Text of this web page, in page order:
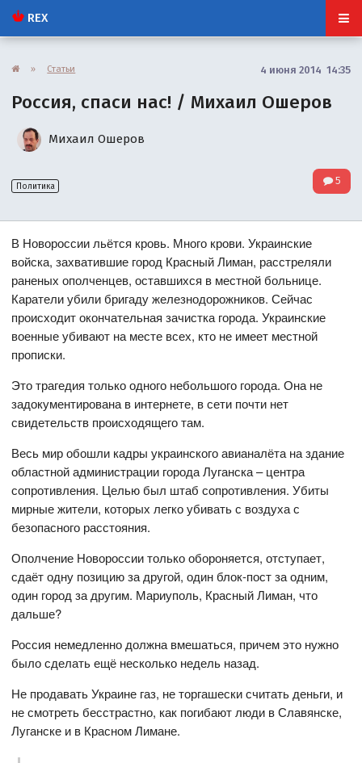
REX
» Статьи 4 июня 2014 14:35
Россия, спаси нас! / Михаил Ошеров
Михаил Ошеров
Политика 5
В Новороссии льётся кровь. Много крови. Украинские
войска, захватившие город Красный Лиман, расстреляли
раненых ополченцев, оставшихся в местной больнице.
Каратели убили бригаду железнодорожников. Сейчас
происходит окончательная зачистка города. Украинские
военные убивают на месте всех, кто не имеет местной
прописки.
Это трагедия только одного небольшого города. Она не
задокументирована в интернете, в сети почти нет
свидетельств происходящего там.
Весь мир обошли кадры украинского авианалёта на здание
областной администрации города Луганска – центра
сопротивления. Целью был штаб сопротивления. Убиты
мирные жители, которых легко убивать с воздуха с
безопасного расстояния.
Ополчение Новороссии только обороняется, отступает,
сдаёт одну позицию за другой, один блок-пост за одним,
один город за другим. Мариуполь, Красный Лиман, что
дальше?
Россия немедленно должна вмешаться, причем это нужно
было сделать ещё несколько недель назад.
Не продавать Украине газ, не торгашески считать деньги, и
не смотреть бесстрастно, как погибают люди в Славянске,
Луганске и в Красном Лимане.